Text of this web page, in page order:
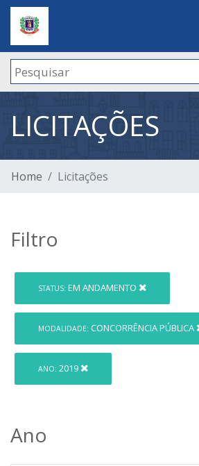
LICITAÇÕES
Home Licitações
Filtro
STATUS: EM ANDAMENTO
MODALIDADE: CONCORRÊNCIA PÚBLICA
ANO: 2019
Ano